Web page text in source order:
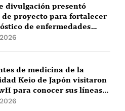
divulgación presentó
de proyecto para fortalecer
de enfermedades
la Amazonía peruana
de medicina de la
Keio de Japón visitaron
para conocer sus líneas